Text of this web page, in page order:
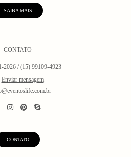
SAIBA MAIS
CONTATO
2026 / (15) 99109-4923
Enviar mensagem
CONTATO